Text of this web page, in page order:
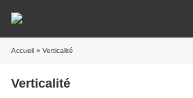
Accueil » Verticalité
Verticalité